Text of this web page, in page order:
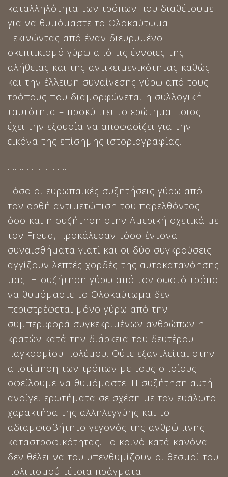
καταλληλότητα των τρόπων που διαθέτουμε
για να θυμόμαστε το Ολοκαύτωμα.
Ξεκινώντας από έναν διευρυμένο
σκεπτικισμό γύρω από τις έννοιες της
αλήθειας και της αντικειμενικότητας καθώς
και την έλλειψη συναίνεσης γύρω από τους
τρόπους που διαμορφώνεται η συλλογική
ταυτότητα – προκύπτει το ερώτημα ποιος
έχει την εξουσία να αποφασίζει για την
εικόνα της επίσημης ιστοριογραφίας.
…………………….
Τόσο οι ευρωπαϊκές συζητήσεις γύρω από
τον ορθή αντιμετώπιση του παρελθόντος
όσο και η συζήτηση στην Αμερική σχετικά με
τον Freud, προκάλεσαν τόσο έντονα
συναισθήματα γιατί και οι δύο συγκρούσεις
αγγίζουν λεπτές χορδές της αυτοκατανόησης
μας. Η συζήτηση γύρω από τον σωστό τρόπο
να θυμόμαστε το Ολοκαύτωμα δεν
περιστρέφεται μόνο γύρω από την
συμπεριφορά συγκεκριμένων ανθρώπων η
κρατών κατά την διάρκεια του δευτέρου
παγκοσμίου πολέμου. Ούτε εξαντλείται στην
αποτίμηση των τρόπων με τους οποίους
οφείλουμε να θυμόμαστε. Η συζήτηση αυτή
ανοίγει ερωτήματα σε σχέση με τον ευάλωτο
χαρακτήρα της αλληλεγγύης και το
αδιαμφισβήτητο γεγονός της ανθρώπινης
καταστροφικότητας. Το κοινό κατά κανόνα
δεν θέλει να του υπενθυμίζουν οι θεσμοί του
πολιτισμού τέτοια πράγματα.